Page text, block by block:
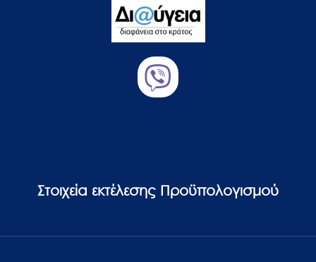
Στοιχεία εκτέλεσης Προϋπολογισμού